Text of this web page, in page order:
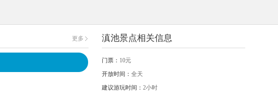
更多 滇池景点相关信息
门票： 10元
开放时间： 全天
建议游玩时间： 2小时